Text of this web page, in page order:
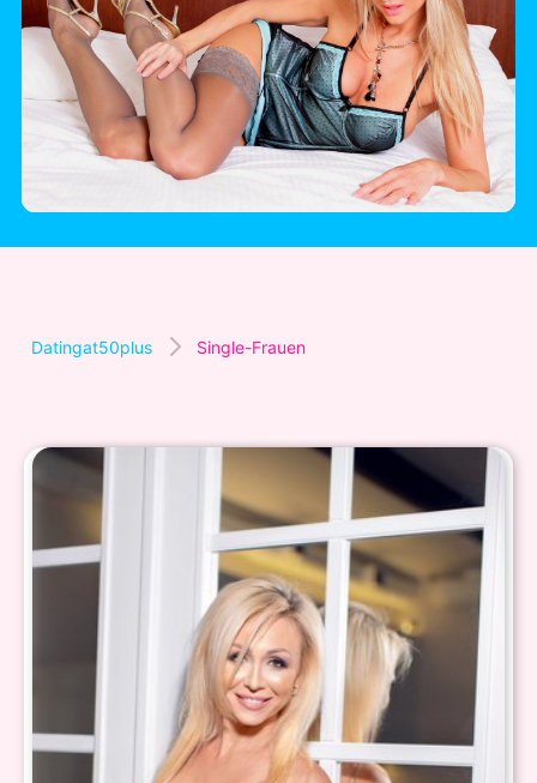
Datingat50plus Single-Frauen